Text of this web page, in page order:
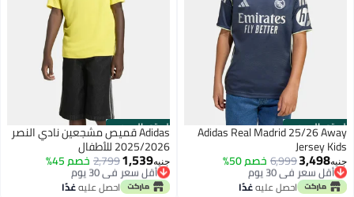
الستور الرسمي
Adidas Real Madrid 25/26 Away
Jersey Kids
جنيه3,498
6,999خصم 50% أقل سعر في 30 يوم
توصيل مجاني
أقل سعر في 30 يوماحصل عليهغدًا
الستور الرسميAdidas قميص مشجعين نادي النصر
2025/2026 للأطفال
جنيه1,539
2,799خصم 45% أقل سعر في 30 يوم
توصيل مجاني
أقل سعر في 30 يوماحصل عليهغدًا